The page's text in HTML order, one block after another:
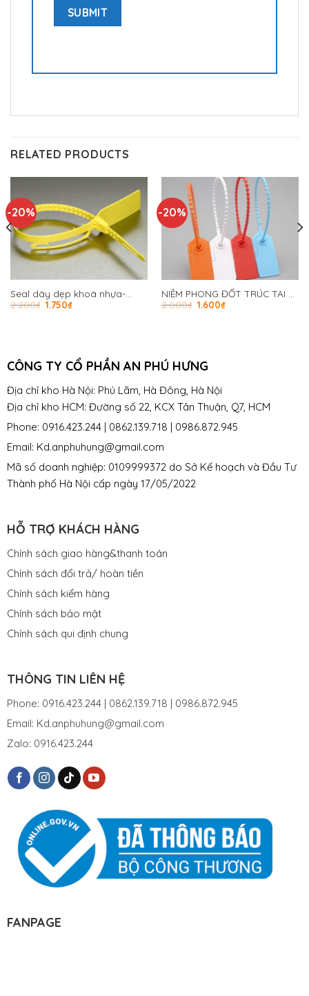
RELATED PRODUCTS
-20%
Seal dây dẹp khoá nhựa-
32cm APH -C08
2.200₫ 1.750₫
-20%
NIÊM PHONG ĐỐT TRÚC TAI XÉ
33CM. L360
2.000₫ 1.600₫
CÔNG TY CỔ PHẦN AN PHÚ HƯNG
Địa chỉ kho Hà Nội: Phú Lãm, Hà Đông, Hà Nội
Địa chỉ kho HCM: Đường số 22, KCX Tân Thuận, Q7, HCM
Phone: 0916.423.244 | 0862.139.718 | 0986.872.945
Email: Kd.anphuhung@gmail.com
Mã số doanh nghiệp: 0109999372 do Sở Kế hoạch và Đầu Tư
Thành phố Hà Nội cấp ngày 17/05/2022
HỖ TRỢ KHÁCH HÀNG
Chính sách giao hàng&thanh toán
Chính sách đổi trả/ hoàn tiền
Chính sách kiểm hàng
Chính sách bảo mật
Chính sách qui định chung
THÔNG TIN LIÊN HỆ
Phone: 0916.423.244 | 0862.139.718 | 0986.872.945
Email: Kd.anphuhung@gmail.com
Zalo: 0916.423.244
FANPAGE